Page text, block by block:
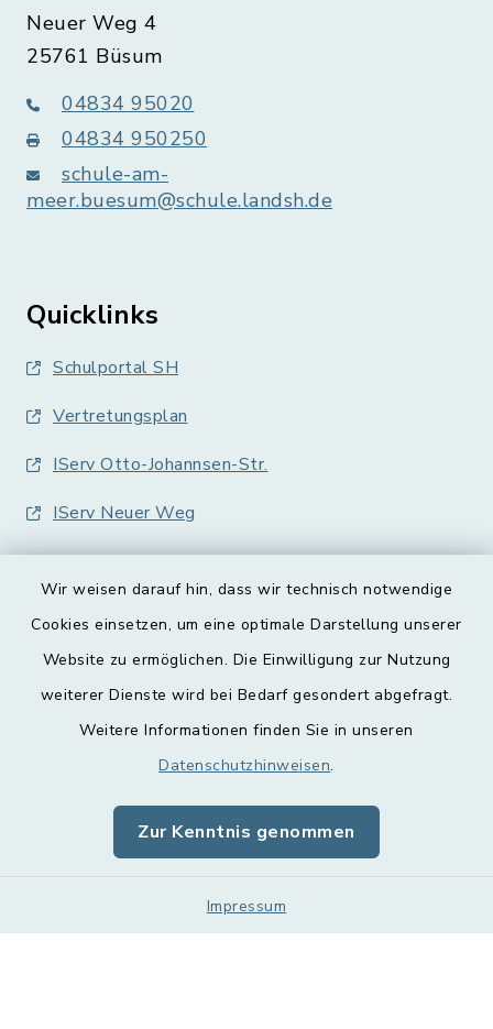
Wir weisen darauf hin, dass wir technisch notwendige
Cookies einsetzen, um eine optimale Darstellung unserer
Website zu ermöglichen. Die Einwilligung zur Nutzung
weiterer Dienste wird bei Bedarf gesondert abgefragt.
Weitere Informationen finden Sie in unseren
Datenschutzhinweisen.
Zur Kenntnis genommen
Impressum
Neuer Weg 4
25761 Büsum
04834 95020
04834 950250
schule-am-
meer.buesum@schule.landsh.de
Quicklinks
Schulportal SH
Vertretungsplan
IServ Otto-Johannsen-Str.
IServ Neuer Weg
Barrierefreiheit
Impressum
Sitemap